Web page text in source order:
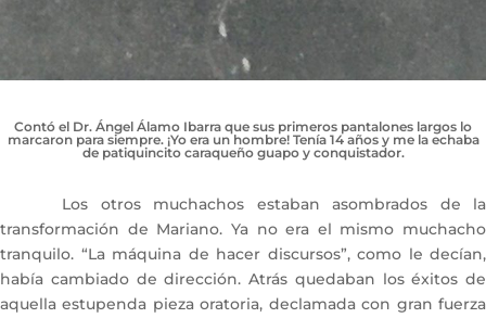
Contó el Dr. Ángel Álamo Ibarra que sus primeros pantalones largos lo
marcaron para siempre. ¡Yo era un hombre! Tenía 14 años y me la echaba
de patiquincito caraqueño guapo y conquistador.
Los otros muchachos estaban asombrados de la
transformación de Mariano. Ya no era el mismo muchacho
tranquilo. “La máquina de hacer discursos”, como le decían,
había cambiado de dirección. Atrás quedaban los éxitos de
aquella estupenda pieza oratoria, declamada con gran fuerza